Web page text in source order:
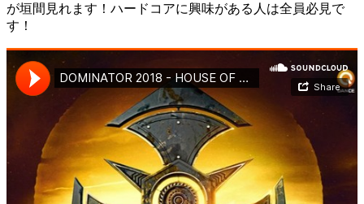
が垣間見れます！ハードコアに興味がある人は全員必見で
す！